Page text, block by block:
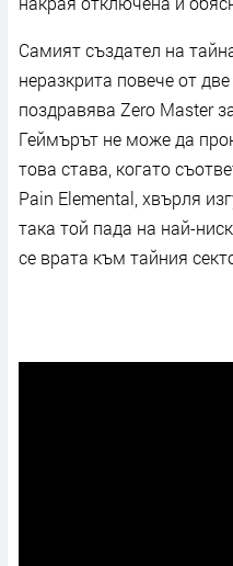
Самият създател на
неразкрита повече от
поздравява Zero Master
Геймърът не може да
това става, когато
Pain Elemental, хвърля
така той пада на най-
се врата към тайния